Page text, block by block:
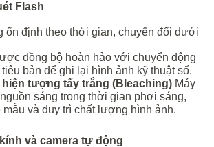
Flash
ổn định theo thời gian, chuyển đổi dưới
đồng bộ hoàn hảo với chuyển động
tiêu bản để ghi lại hình ảnh kỹ thuật số.
hiện tượng tẩy trắng (Bleaching) Máy
sáng trong thời gian phơi sáng,
mẫu và duy trì chất lượng hình ảnh.
và camera tự động